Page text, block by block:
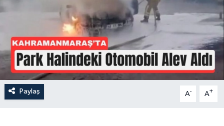
Paylaş A- A+
KÜLTÜR-SANAT
KSÜ
DÜNYA
ROPORTAJ